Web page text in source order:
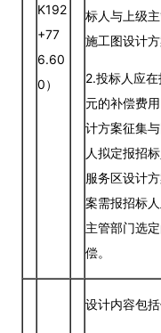
K192
+77
6.60
0）
标人与上级
施工图设计方
2.投标人应
元的补偿费
计方案征集
人拟定报招
服务区设计
案需报招标
主管部门选
偿。
设计内容包